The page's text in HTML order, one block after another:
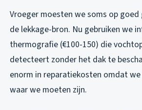
Vroeger moesten we soms op goed
de lekkage-bron. Nu gebruiken we
thermografie (€100-150) die
detecteert zonder het dak te
enorm in reparatiekosten omdat
waar we moeten zijn.